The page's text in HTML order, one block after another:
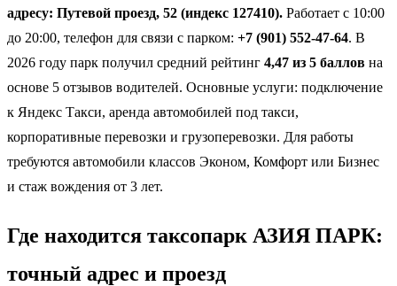
адресу: Путевой проезд, 52 (индекс 127410). Работает с 10:00
до 20:00, телефон для связи с парком: +7 (901) 552-47-64. В
2026 году парк получил средний рейтинг 4,47 из 5 баллов на
основе 5 отзывов водителей. Основные услуги: подключение
к Яндекс Такси, аренда автомобилей под такси,
корпоративные перевозки и грузоперевозки. Для работы
требуются автомобили классов Эконом, Комфорт или Бизнес
и стаж вождения от 3 лет.
Где находится таксопарк АЗИЯ ПАРК:
точный адрес и проезд